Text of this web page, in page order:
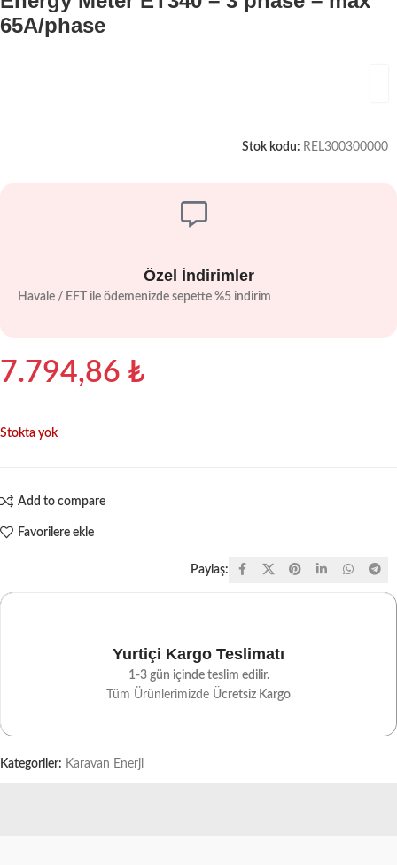
65A/phase
Stok kodu: REL300300000
Özel İndirimler
Havale / EFT ile ödemenizde sepette %5 indirim
7.794,86 ₺
Stokta yok
Add to compare
Favorilere ekle
Paylaş:
Yurtiçi Kargo Teslimatı
1-3 gün içinde teslim edilir.
Tüm Ürünlerimizde Ücretsiz Kargo
Kategoriler: Karavan Enerji